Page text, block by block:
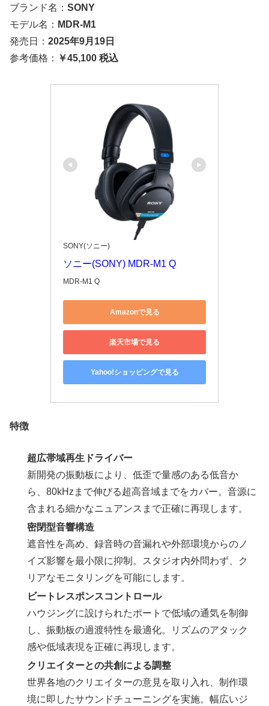
ブランド名： SONY
モデル名： MDR-M1
発売日： 2025年9月19日
参考価格： ￥45,100 税込
SONY(ソニー)
ソニー(SONY) MDR-M1 Q
MDR-M1 Q
Amazonで見る
楽天市場で見る
Yahoo!ショッピングで見る
特徴
超広帯域再生ドライバー
新開発の振動板により、低歪で量感のある低音か
ら、80kHzまで伸びる超高音域までをカバー。音源に
含まれる細かなニュアンスまで正確に再現します。
密閉型音響構造
遮音性を高め、録音時の音漏れや外部環境からのノ
イズ影響を最小限に抑制。スタジオ内外問わず、ク
リアなモニタリングを可能にします。
ビートレスポンスコントロール
ハウジングに設けられたポートで低域の通気を制御
し、振動板の過渡特性を最適化。リズムのアタック
感や低域表現を正確に再現します。
クリエイターとの共創による調整
世界各地のクリエイターの意見を取り入れ、制作環
境に即したサウンドチューニングを実施。幅広いジ